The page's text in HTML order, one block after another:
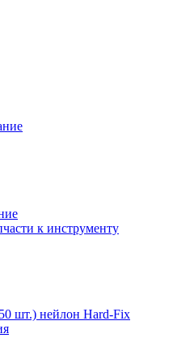
к инструменту
шт.) нейлон Hard-Fix